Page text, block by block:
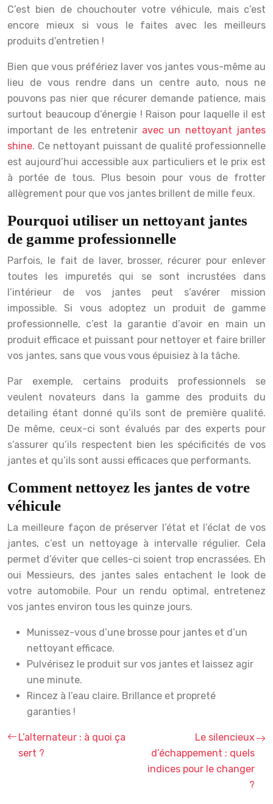
C’est bien de chouchouter votre véhicule, mais c’est
encore mieux si vous le faites avec les meilleurs
produits d’entretien !
Bien que vous préfériez laver vos jantes vous-même au
lieu de vous rendre dans un centre auto, nous ne
pouvons pas nier que récurer demande patience, mais
surtout beaucoup d’énergie ! Raison pour laquelle il est
important de les entretenir avec un nettoyant jantes
shine. Ce nettoyant puissant de qualité professionnelle
est aujourd’hui accessible aux particuliers et le prix est
à portée de tous. Plus besoin pour vous de frotter
allègrement pour que vos jantes brillent de mille feux.
Pourquoi utiliser un nettoyant jantes
de gamme professionnelle
Parfois, le fait de laver, brosser, récurer pour enlever
toutes les impuretés qui se sont incrustées dans
l’intérieur de vos jantes peut s’avérer mission
impossible. Si vous adoptez un produit de gamme
professionnelle, c’est la garantie d’avoir en main un
produit efficace et puissant pour nettoyer et faire briller
vos jantes, sans que vous vous épuisiez à la tâche.
Par exemple, certains produits professionnels se
veulent novateurs dans la gamme des produits du
detailing étant donné qu’ils sont de première qualité.
De même, ceux-ci sont évalués par des experts pour
s’assurer qu’ils respectent bien les spécificités de vos
jantes et qu’ils sont aussi efficaces que performants.
Comment nettoyez les jantes de votre
véhicule
La meilleure façon de préserver l’état et l’éclat de vos
jantes, c’est un nettoyage à intervalle régulier. Cela
permet d’éviter que celles-ci soient trop encrassées. Eh
oui Messieurs, des jantes sales entachent le look de
votre automobile. Pour un rendu optimal, entretenez
vos jantes environ tous les quinze jours.
Munissez-vous d’une brosse pour jantes et d’un
nettoyant efficace.
Pulvérisez le produit sur vos jantes et laissez agir
une minute.
Rincez à l’eau claire. Brillance et propreté
garanties !
L’alternateur : à quoi ça
sert ?
Le silencieux
d’échappement : quels
indices pour le changer
?